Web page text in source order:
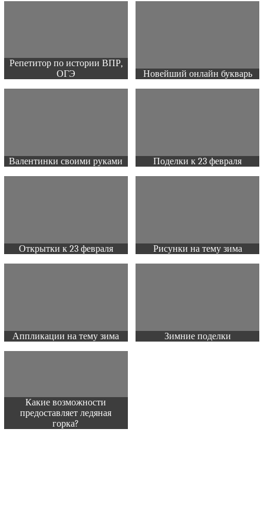
Репетитор по истории ВПР,
ОГЭ
Новейший онлайн букварь
Валентинки своими руками Поделки к 23 февраля
Открытки к 23 февраля Рисунки на тему зима
Аппликации на тему зима Зимние поделки
Какие возможности
предоставляет ледяная
горка?